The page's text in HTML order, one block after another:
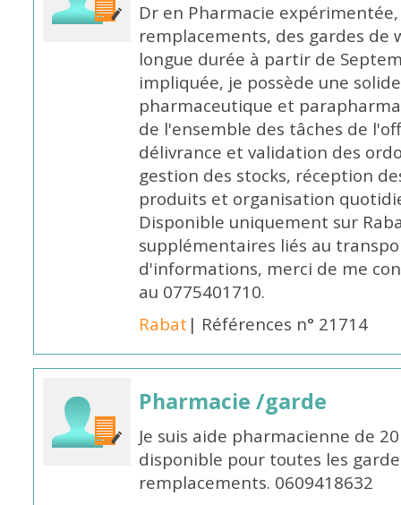
Dr en Pharmacie
remplacements, des gardes de
longue durée à partir de
impliquée, je possède une
pharmaceutique et
de l'ensemble des tâches de
délivrance et validation des
gestion des stocks, réception
produits et organisation
Disponible uniquement sur
supplémentaires liés au
d'informations, merci de me
au 0775401710.
Rabat | Références n° 21714
Pharmacie /garde
Je suis aide pharmacienne de
disponible pour toutes les
remplacements. 0609418632